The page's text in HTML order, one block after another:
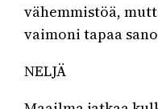
vähemmistöä,
vaimoni tapaa
NELJÄ